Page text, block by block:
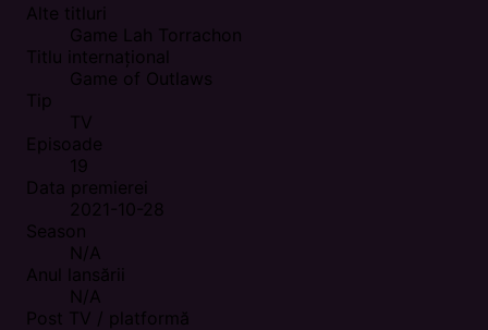
Alte titluri
Game Lah Torrachon
Titlu internațional
Game of Outlaws
Tip
TV
Episoade
19
Data premierei
2021-10-28
Season
N/A
Anul lansării
N/A
Post TV / platformă